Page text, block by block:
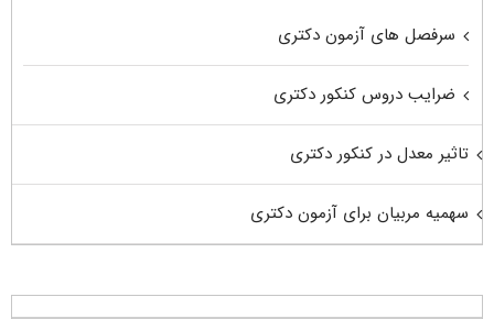
سرفصل های آزمون دکتری
ضرایب دروس کنکور دکتری
تاثیر معدل در کنکور دکتری
سهمیه مربیان برای آزمون دکتری